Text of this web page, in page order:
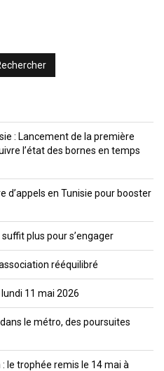
: Lancement de la première
l’état des bornes en temps
d’appels en Tunisie pour booster
plus pour s’engager
rééquilibré
lundi 11 mai 2026
le métro, des poursuites
le trophée remis le 14 mai à